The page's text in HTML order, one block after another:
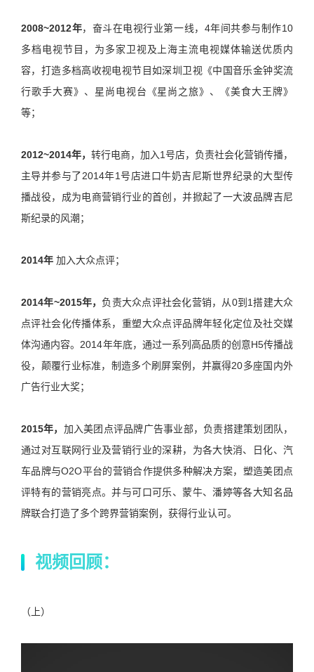
2008~2012年，奋斗在电视行业第一线，4年间共参与制作10
多档电视节目，为多家卫视及上海主流电视媒体输送优质内
容，打造多档高收视电视节目如深圳卫视《中国音乐金钟奖流
行歌手大赛》、星尚电视台《星尚之旅》、《美食大王牌》
等；
2012~2014年， 转行电商，加入1号店，负责社会化营销传播，
主导并参与了2014年1号店进口牛奶吉尼斯世界纪录的大型传
播战役，成为电商营销行业的首创，并掀起了一大波品牌吉尼
斯纪录的风潮；
2014年 加入大众点评；
2014年~2015年， 负责大众点评社会化营销，从0到1搭建大众
点评社会化传播体系，重塑大众点评品牌年轻化定位及社交媒
体沟通内容。2014年年底，通过一系列高品质的创意H5传播战
役，颠覆行业标准，制造多个刷屏案例，并赢得20多座国内外
广告行业大奖；
2015年， 加入美团点评品牌广告事业部，负责搭建策划团队，
通过对互联网行业及营销行业的深耕，为各大快消、日化、汽
车品牌与O2O平台的营销合作提供多种解决方案，塑造美团点
评特有的营销亮点。并与可口可乐、蒙牛、潘婷等各大知名品
牌联合打造了多个跨界营销案例，获得行业认可。
视频回顾：
（上）